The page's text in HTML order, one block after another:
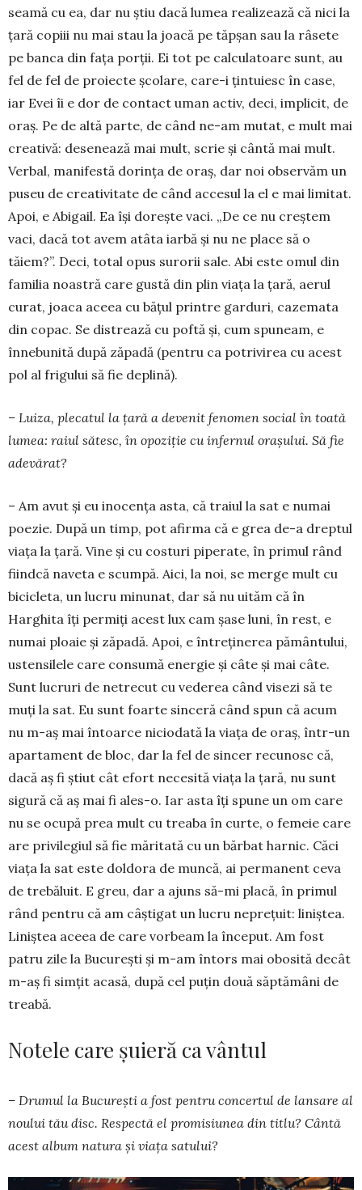
seamă cu ea, dar nu ştiu dacă lumea realizează că nici la
ţară copiii nu mai stau la joacă pe tăpşan sau la râ­sete
pe banca din faţa porţii. Ei tot pe calculatoare sunt, au
fel de fel de proiecte şcolare, care-i ţin­tuiesc în case,
iar Evei îi e dor de contact uman activ, deci, implicit, de
oraş. Pe de altă parte, de când ne-am mutat, e mult mai
creativă: desenează mai mult, scrie şi cântă mai mult.
Verbal, ma­nifestă dorinţa de oraş, dar noi observăm un
puseu de creativitate de când accesul la el e mai limitat.
Apoi, e Abigail. Ea îşi doreşte vaci. „De ce nu creştem
vaci, dacă tot avem atâta iarbă şi nu ne pla­ce să o
tăiem?”. Deci, total opus surorii sale. Abi este omul din
familia noastră care gustă din plin viaţa la ţară, aerul
curat, joaca aceea cu băţul printre garduri, cazemata
din copac. Se distrează cu poftă şi, cum spuneam, e
înnebunită după zăpa­dă (pentru ca potrivirea cu acest
pol al frigului să fie deplină).
– Luiza, plecatul la țară a devenit fenomen social în toată
lumea: raiul sătesc, în opoziție cu infernul orașului. Să fie
adevărat?
– Am avut şi eu inocenţa asta, că traiul la sat e numai
poezie. După un timp, pot afirma că e grea de-a dreptul
viaţa la ţară. Vine şi cu costuri piperate, în primul rând
fiindcă naveta e scumpă. Aici, la noi, se merge mult cu
bicicleta, un lucru minunat, dar să nu uităm că în
Harghita îţi permiţi acest lux cam şase luni, în rest, e
numai ploaie şi ză­padă. Apoi, e întreţinerea pământului,
usten­silele care consumă energie și câte şi mai câte.
Sunt lucruri de netrecut cu vederea când visezi să te
muţi la sat. Eu sunt foarte sinceră când spun că acum
nu m-aş mai întoarce niciodată la viaţa de oraş, într-un
apartament de bloc, dar la fel de sin­cer recunosc că,
dacă aş fi ştiut cât efort ne­cesită viaţa la ţară, nu sunt
sigură că aş mai fi ales-o. Iar asta îţi spune un om care
nu se ocupă prea mult cu treaba în curte, o femeie care
are privilegiul să fie măritată cu un bărbat harnic. Căci
viaţa la sat este doldora de muncă, ai permanent ceva
de trebăluit. E greu, dar a ajuns să-mi placă, în primul
rând pentru că am câştigat un lucru nepreţuit: liniştea.
Liniştea aceea de care vorbeam la început. Am fost
patru zile la Bucureşti şi m-am întors mai obosită decât
m-aş fi simţit acasă, după cel puţin două săptămâni de
treabă.
Notele care șuieră ca vântul
– Drumul la Bucureşti a fost pentru concertul de lansare al
noului tău disc. Respectă el pro­misiunea din titlu? Cântă
acest album natura şi viaţa satului?